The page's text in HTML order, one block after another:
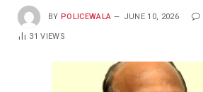
BY POLICEWALA JUNE 10, 2026
31VIEWS